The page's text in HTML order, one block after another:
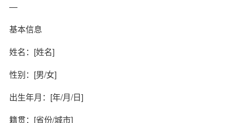
—
基本信息
姓名：[姓名]
性别：[男/女]
出生年月：[年/月/日]
籍贯：[省份/城市]